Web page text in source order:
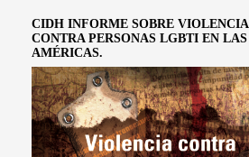
CIDH INFORME SOBRE VIOLENCIA
CONTRA PERSONAS LGBTI EN LAS
AMÉRICAS.